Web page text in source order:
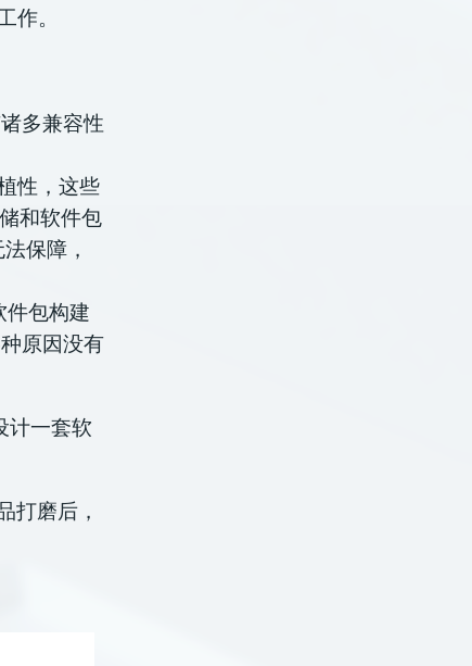
作。
多兼容性
性，这些
和软件包
保障，
件包构建
原因没有
计一套软
打磨后，